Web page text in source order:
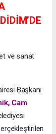
ve sanat
Başkanı
Cam